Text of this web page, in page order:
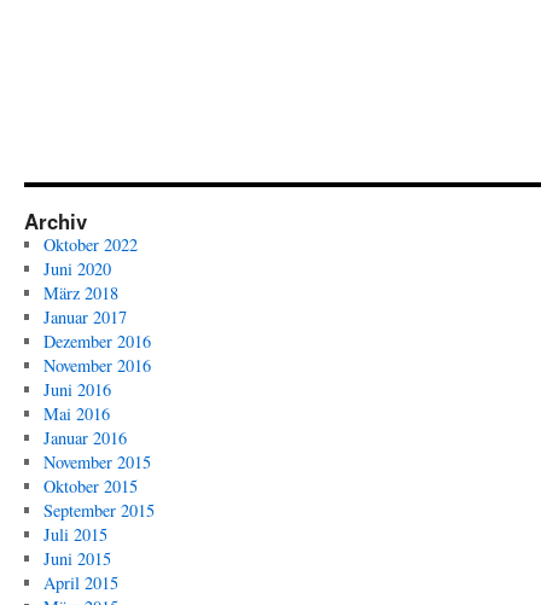
Archiv
Oktober 2022
Juni 2020
März 2018
Januar 2017
Dezember 2016
November 2016
Juni 2016
Mai 2016
Januar 2016
November 2015
Oktober 2015
September 2015
Juli 2015
Juni 2015
April 2015